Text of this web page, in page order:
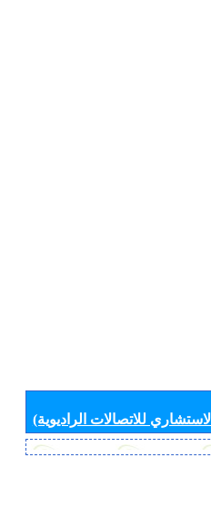
للاتصالات الراديوية)